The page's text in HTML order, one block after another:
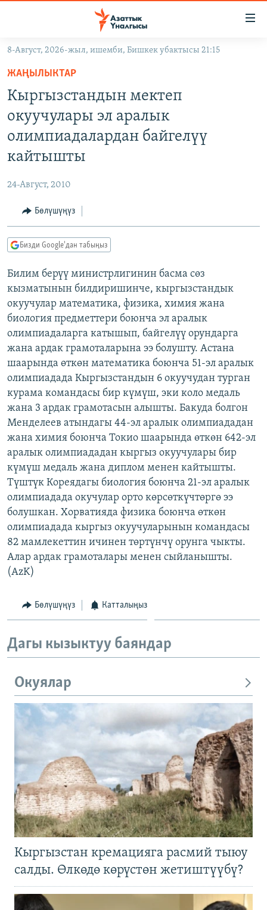
Навигацияга
өтүңүз
Издөөгө
салыңызКЫРГЫЗСТАН
ЭКОНОМИКА
ДҮЙНӨ
БОРБОР АЗИЯ
УКРАИНА
АТАЙЫН ИЛИКТӨӨ
БҮГҮН АЗАТТЫКТА
ЭКСПЕРТТЕР ТАЛДАЙТ
БИЗ ЖАНА ДҮЙНӨ
ЭЖЕ-СИҢДИЛЕР
АЗАТТЫК+
ЫҢГАЙСЫЗ СУРООЛОР
ПОДКАСТ
ӨЗГӨЧӨ ПИКИР
Русский
ОНЛАЙН ШЕРИНЕ
ЭЕ/АРнун бардык сайттары
8-Август, 2026-жыл, ишемби, Бишкек убактысы 21:15
ЖАҢЫЛЫКТАР
Кыргызстандын мектеп
окуучулары эл аралык
олимпиадалардан байгелүү
кайтышты
24-Август, 2010
Бөлүшүңүз
Бизди Google'дан табыңыз
Билим берүү министрлигинин басма сөз
кызматынын билдиришинче, кыргызстандык
окуучулар математика, физика, химия жана
биология предметтери боюнча эл аралык
олимпиадаларга катышып, байгелүү орундарга
жана ардак грамоталарына ээ болушту. Астана
шаарында өткөн математика боюнча 51-эл аралык
олимпиадада Кыргызстандын 6 окуучудан турган
курама командасы бир күмүш, эки коло медаль
жана 3 ардак грамотасын алышты. Бакуда болгон
Менделеев атындагы 44-эл аралык олимпиададан
жана химия боюнча Токио шаарында өткөн 642-эл
аралык олимпиададан кыргыз окуучулары бир
күмүш медаль жана диплом менен кайтышты.
Түштүк Кореядагы биология боюнча 21-эл аралык
олимпиадада окучулар орто көрсөткүчтөргө ээ
болушкан. Хорватияда физика боюнча өткөн
олимпиадада кыргыз окуучуларынын командасы
82 мамлекеттин ичинен төртүнчү орунга чыкты.
Алар ардак грамоталары менен сыйланышты.
(AzK)
Бөлүшүңүз Катталыңыз
Дагы кызыктуу баяндар
Окуялар
Кыргызстан кремацияга расмий тыюу
салды. Өлкөдө көрүстөн жетиштүүбү?